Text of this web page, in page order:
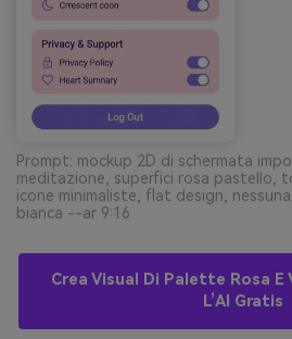
Prompt: mockup 2D di schermata
meditazione, superfici rosa pastello,
icone minimaliste, flat design,
bianca --ar 9:16
Crea Visual Di Palette Rosa
L’AI Gratis